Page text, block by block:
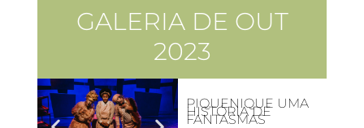
GALERIA DE OUT
2023
PIQUENIQUE UMA
HISTÓRIA DE
FANTASMAS